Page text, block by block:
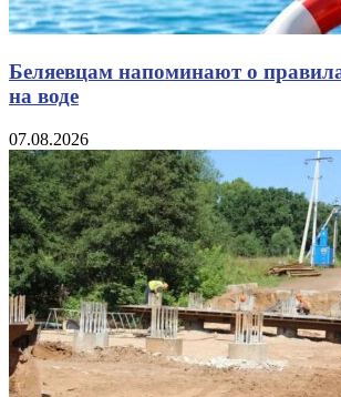
Беляевцам напоминают о
на воде
07.08.2026